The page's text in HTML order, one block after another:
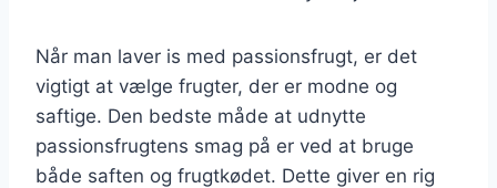
Når man laver is med passionsfrugt, er det
vigtigt at vælge frugter, der er modne og
saftige. Den bedste måde at udnytte
passionsfrugtens smag på er ved at bruge
både saften og frugtkødet. Dette giver en rig